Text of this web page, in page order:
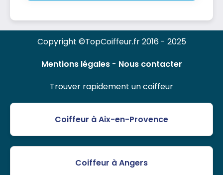
Copyright ©TopCoiffeur.fr 2016 - 2025
Mentions légales- Nous contacter
Trouver rapidement un coiffeur
Coiffeur à Aix-en-Provence
Coiffeur à Angers